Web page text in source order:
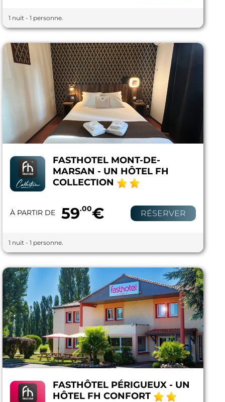
1 nuit - 1 personne.
FASTHOTEL MONT-DE-
MARSAN - UN HÔTEL FH
COLLECTION
À PARTIR DE 59.00€ RÉSERVER
1 nuit - 1 personne.
FASTHÔTEL PÉRIGUEUX - UN
HÔTEL FH CONFORT